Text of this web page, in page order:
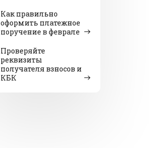
Как правильно
оформить платежное
поручение в феврале
Проверяйте
реквизиты
получателя взносов и
КБК